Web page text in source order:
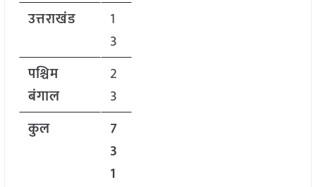
उत्तराखंड
1
3
पश्चिम
बंगाल
2
3
कुल
7
3
1